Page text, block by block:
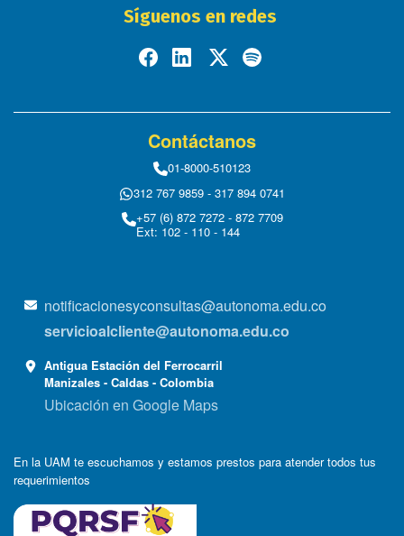
Síguenos en redes
Contáctanos
01-8000-510123
312 767 9859 - 317 894 0741
+57 (6) 872 7272 - 872 7709
Ext: 102 - 110 - 144
notificacionesyconsultas@autonoma.edu.co
servicioalcliente@autonoma.edu.co
Antigua Estación del Ferrocarril
Manizales - Caldas - Colombia
Ubicación en Google Maps
En la UAM te escuchamos y estamos prestos para atender todos tus
requerimientos